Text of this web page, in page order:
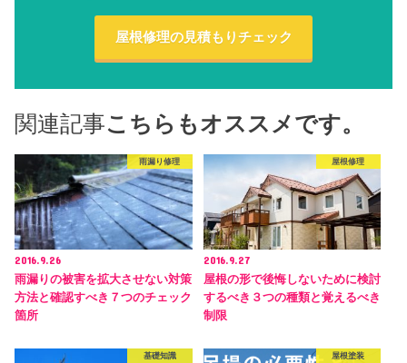
屋根修理の見積もりチェック
関連記事こちらもオススメです。
雨漏り修理
2016.9.26
雨漏りの被害を拡大させない対策
方法と確認すべき７つのチェック
箇所
屋根修理
2016.9.27
屋根の形で後悔しないために検討
するべき３つの種類と覚えるべき
制限
基礎知識 屋根塗装